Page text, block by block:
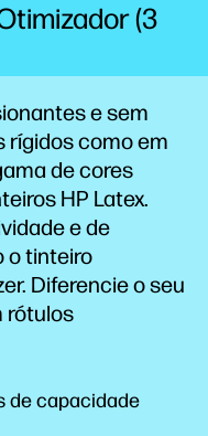
e sem
rígidos como em
de cores
HP Latex.
e de
o tinteiro
Diferencie o seu
rótulos
de capacidade
(3